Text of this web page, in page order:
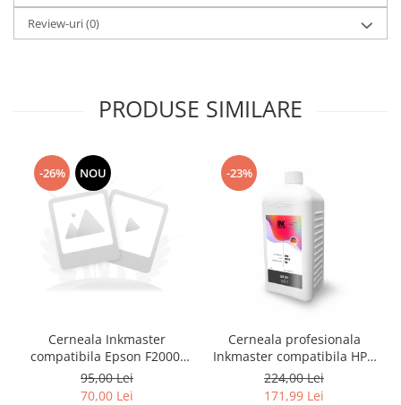
Review-uri(0)
PRODUSE SIMILARE
-26% NOU
Cerneala Inkmaster
compatibila Epson F2000,
F2100 - DTG Black, DG2100,
100 ml
95,00 Lei
70,00 Lei
-23%
Cerneala profesionala
Inkmaster compatibila HP -
DYE, GRAY, H720GY, 1 litru
224,00 Lei
171,99 Lei